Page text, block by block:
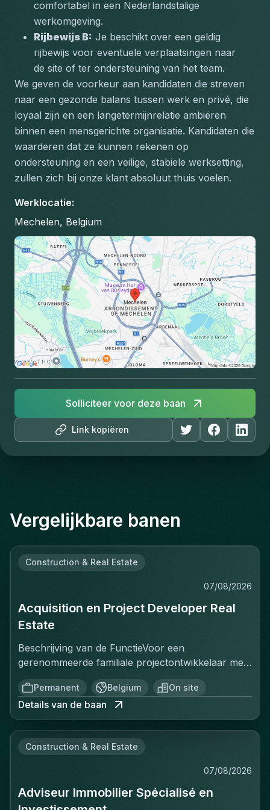
comfortabel in een Nederlandstalige
werkomgeving.
Rijbewijs B: Je beschikt over een geldig
rijbewijs voor eventuele verplaatsingen naar
de site of ter ondersteuning van het team.
We geven de voorkeur aan kandidaten die streven
naar een gezonde balans tussen werk en privé, die
loyaal zijn en een langetermijnrelatie ambiëren
binnen een mensgerichte organisatie. Kandidaten die
waarderen dat ze kunnen rekenen op
ondersteuning en een veilige, stabiele werksetting,
zullen zich bij onze klant absoluut thuis voelen.
Werklocatie:
Mechelen, Belgium
Link kopiëren
Solliciteer voor deze baan
Vergelijkbare banen
Construction & Real Estate
07/08/2026
Acquisition en Project Developer Real
Estate
Beschrijving van de FunctieVoor een
gerenommeerde familiale projectontwikkelaar met
een sterke positie op de Belgische vastgoedmarkt,
zoekt een ervaren Projectontwikkelaar die
onmiddellijk impact kan maken. In deze rol ben je
verantwoordelijk voor het identificeren, acquisitie
verschillende segmenten: residentieel, kantoren,
samen met stakeholders zoals eigenaars,
gemeenten, investeerders en architecten om
projecten van concept tot realisatie tot een
Permanent Belgium On site
Details van de baan
Construction & Real Estate
07/08/2026
Adviseur Immobilier Spécialisé en